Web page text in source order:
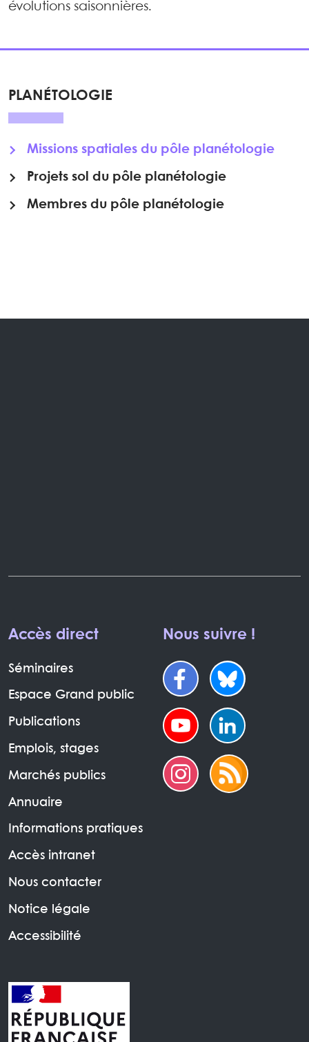
évolutions saisonnières.
PLANÉTOLOGIE
Missions spatiales du pôle planétologie
Projets sol du pôle planétologie
Membres du pôle planétologie
Accès direct
Séminaires
Espace Grand public
Publications
Emplois, stages
Marchés publics
Annuaire
Informations pratiques
Accès intranet
Nous contacter
Notice légale
Accessibilité
Nous suivre !